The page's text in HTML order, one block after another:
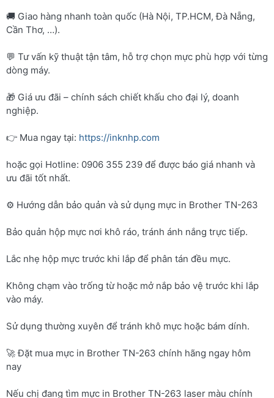
🚚 Giao hàng nhanh toàn quốc (Hà Nội, TP.HCM, Đà Nẵng,
Cần Thơ, …).
💬 Tư vấn kỹ thuật tận tâm, hỗ trợ chọn mực phù hợp với từng
dòng máy.
🎁 Giá ưu đãi – chính sách chiết khấu cho đại lý, doanh
nghiệp.
👉 Mua ngay tại: https://inknhp.com
hoặc gọi Hotline: 0906 355 239 để được báo giá nhanh và
ưu đãi tốt nhất.
⚙️ Hướng dẫn bảo quản và sử dụng mực in Brother TN-263
Bảo quản hộp mực nơi khô ráo, tránh ánh nắng trực tiếp.
Lắc nhẹ hộp mực trước khi lắp để phân tán đều mực.
Không chạm vào trống từ hoặc mở nắp bảo vệ trước khi lắp
vào máy.
Sử dụng thường xuyên để tránh khô mực hoặc bám dính.
🚀 Đặt mua mực in Brother TN-263 chính hãng ngay hôm
nay
Nếu chị đang tìm mực in Brother TN-263 laser màu chính